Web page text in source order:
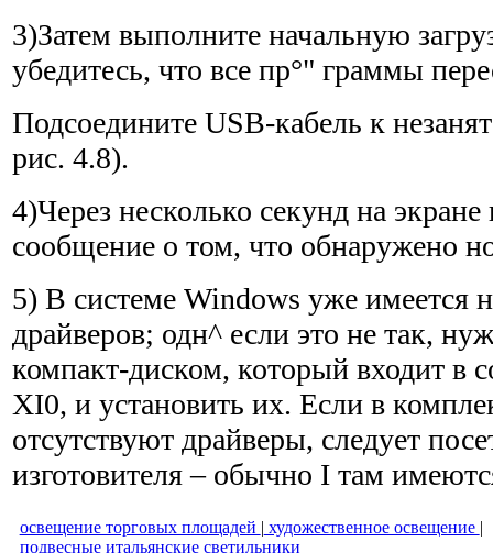
3)Затем выполните начальную
убедитесь, что все пр°" граммы
Подсоедините USB-кабель к
рис. 4.8).
4)Через несколько секунд на
сообщение о том, что обнаружено
5) В системе Windows уже имеется
драйверов; одн^ если это не так,
компакт-диском, который входит в
XI0, и установить их. Если в
отсутствуют драйверы, следует
изготовителя – обычно I там
освещение торговых площадей | художественное освещение |
подвесные итальянские светильники